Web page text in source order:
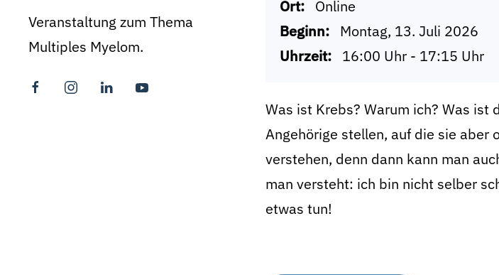
Veranstaltung zum Thema
Multiples Myelom.
Ort:
Online
Beginn:
Montag, 13. Juli 2026
Uhrzeit:
16:00 Uhr - 17:15 Uhr
Was ist Krebs? Warum ich? Was ist
Angehörige stellen, auf die sie aber
verstehen, denn dann kann man
man versteht: ich bin nicht selber
etwas tun!